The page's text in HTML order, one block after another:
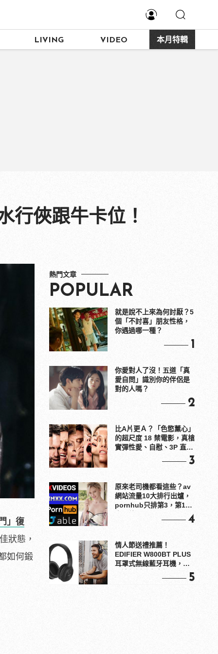
LIVING VIDEO 本月特輯
行俠跟牛卡位！
」復
狀態，
如何鍛
熱門文章
POPULAR
就是說不上來為何討厭？5
個「不討喜」朋友性格，
你遇過哪一種？
1
你愛對人了沒！五道「真
愛自問」識別你的伴侶是
對的人嗎？
2
比A片更Ａ？「色慾薰心」
的超尺度 18 禁電影，真槍
實彈性愛、自慰、3P 直接
3
原來老司機都看這些？av
網站流量10大排行出爐，
pornhub只排第3，第1名
4
情人節送禮推薦！
EDIFIER W800BT PLUS
耳罩式無線藍牙耳機，在
5